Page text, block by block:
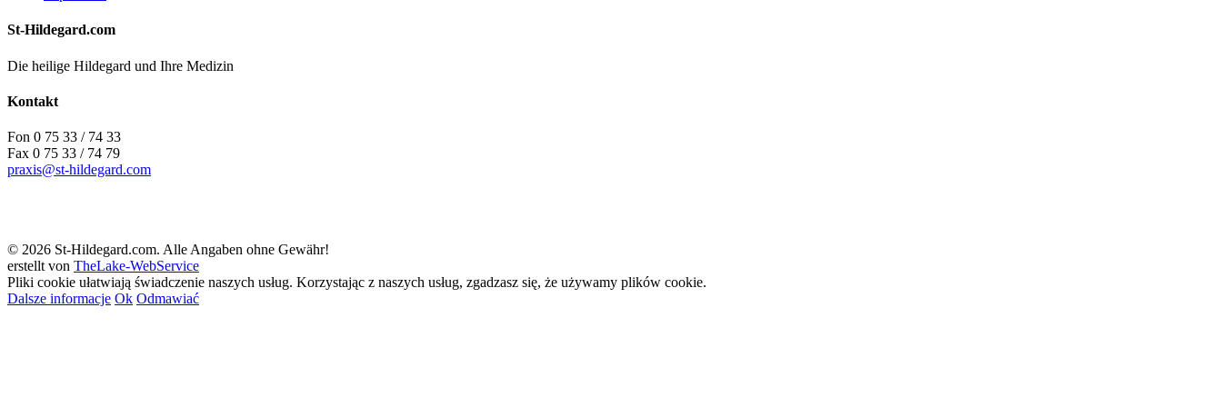
St-Hildegard.com
Die heilige Hildegard und Ihre Medizin
Kontakt
Fon 0 75 33 / 74 33
Fax 0 75 33 / 74 79
praxis@st-hildegard.com
© 2026 St-Hildegard.com. Alle Angaben ohne Gewähr!
erstellt von TheLake-WebService
Pliki cookie ułatwiają świadczenie naszych usług. Korzystając z naszych usług, zgadzasz się, że używamy plików cookie.
Dalsze informacje Ok Odmawiać